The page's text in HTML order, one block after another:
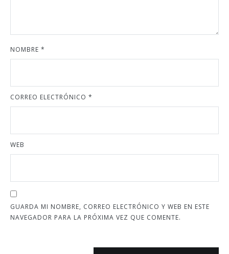
NOMBRE *
CORREO ELECTRÓNICO *
WEB
GUARDA MI NOMBRE, CORREO ELECTRÓNICO Y WEB EN ESTE
NAVEGADOR PARA LA PRÓXIMA VEZ QUE COMENTE.